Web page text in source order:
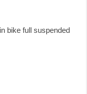
bike full suspended